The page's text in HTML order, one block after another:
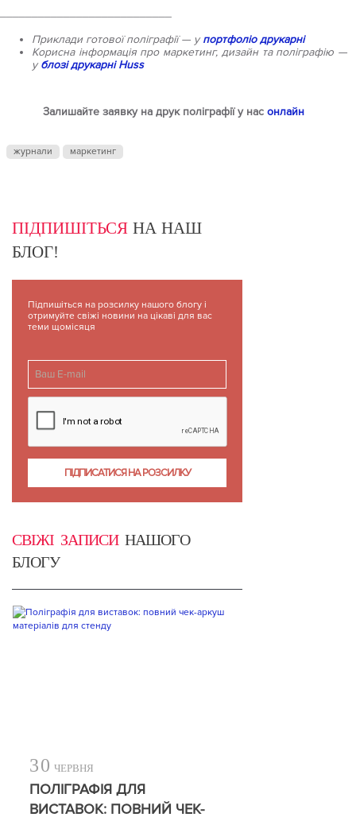
Приклади готової поліграфії — упортфоліо друкарні
Корисна інформація про маркетинг, дизайн та поліграфію —
ублозі друкарні Huss
Залишайте заявку на друк поліграфії у нас онлайн
журнали маркетинг
ПІДПИШІТЬСЯ НА НАШ
БЛОГ!
Підпишіться на розсилку нашого блогу і
отримуйте свіжі новини на цікаві для вас
теми щомісяця
СВІЖІ ЗАПИСИНАШОГО
БЛОГУ
30 ЧЕРВНЯ
ПОЛІГРАФІЯ ДЛЯ
ВИСТАВОК: ПОВНИЙ ЧЕК-